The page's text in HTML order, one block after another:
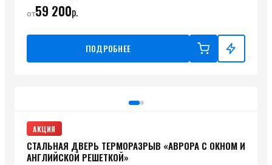
от59 200р.
ПОДРОБНЕЕ
АКЦИЯ
СТАЛЬНАЯ ДВЕРЬ ТЕРМОРАЗРЫВ «АВРОРА С ОКНОМ И
АНГЛИЙСКОЙ РЕШЕТКОЙ»